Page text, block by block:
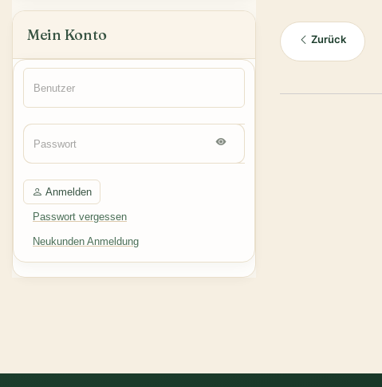
Zurück
Mein Konto
Anmelden
Passwort vergessen
Neukunden Anmeldung